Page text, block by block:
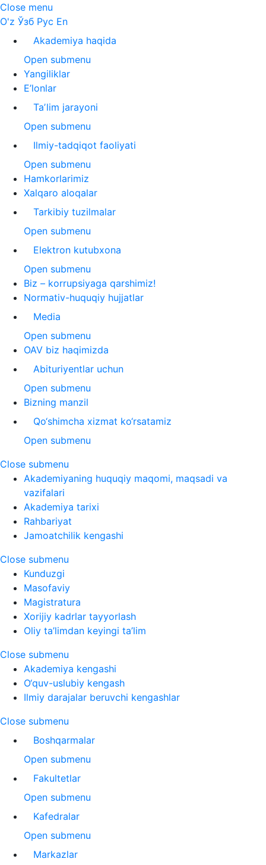
Close menu
O'z Ўзб Рус En
Akademiya haqida
Open submenu
Yangiliklar
E’lonlar
Taʼlim jarayoni
Open submenu
Ilmiy-tadqiqot faoliyati
Open submenu
Hamkorlarimiz
Xalqaro aloqalar
Tarkibiy tuzilmalar
Open submenu
Elektron kutubxona
Open submenu
Biz – korrupsiyaga qarshimiz!
Normativ-huquqiy hujjatlar
Media
Open submenu
OAV biz haqimizda
Abituriyentlar uchun
Open submenu
Bizning manzil
Qo‘shimcha xizmat ko‘rsatamiz
Open submenu
Close submenu
Akademiyaning huquqiy maqomi, maqsadi va
vazifalari
Akademiya tarixi
Rahbariyat
Jamoatchilik kengashi
Close submenu
Kunduzgi
Masofaviy
Magistratura
Xorijiy kadrlar tayyorlash
Oliy ta’limdan keyingi ta’lim
Close submenu
Akademiya kengashi
O‘quv-uslubiy kengash
Ilmiy darajalar beruvchi kengashlar
Close submenu
Boshqarmalar
Open submenu
Fakultetlar
Open submenu
Kafedralar
Open submenu
Markazlar